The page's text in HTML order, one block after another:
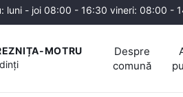
luni - joi 08:00 - 16:30 vineri: 08:00 -
MOTRU
Despre
comună